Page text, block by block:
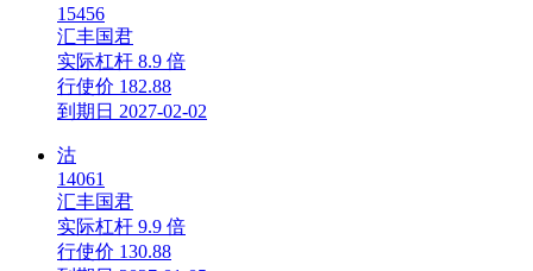
15456
汇丰国君
实际杠杆 8.9 倍
行使价 182.88
到期日 2027-02-02
沽
14061
汇丰国君
实际杠杆 9.9 倍
行使价 130.88